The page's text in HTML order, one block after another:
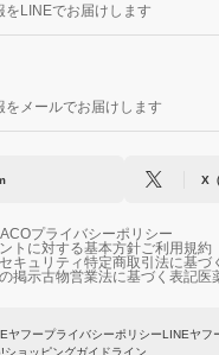
をLINEでお届けします
をメールでお届けします
X
プライバシーポリシー
トに対する基本方針ご利用規約
キュリティ特定商取引法に基づ
掲示古物営業法に基づく表記医
ヤフープライバシーポリシーLINEヤフ
ショッピングガイドライン